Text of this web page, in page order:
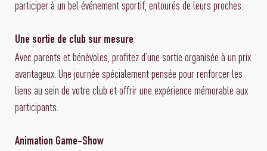
participer à un bel événement sportif, entourés de leurs proches.
Une sortie de club sur mesure
Avec parents et bénévoles, profitez d’une sortie organisée à un prix
avantageux. Une journée spécialement pensée pour renforcer les
liens au sein de votre club et offrir une expérience mémorable aux
participants.
Animation Game-Show